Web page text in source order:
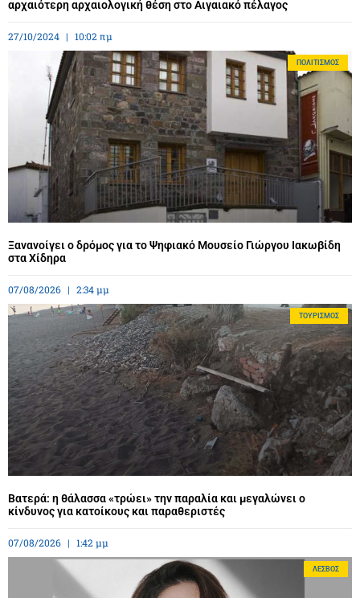
αρχαιότερη αρχαιολογική θέση στο Αιγαιακό πέλαγος
27/10/2024 10:02 πμ
ΠΟΛΙΤΙΣΜΌΣ
Ξανανοίγει ο δρόμος για το Ψηφιακό Μουσείο Γιώργου Ιακωβίδη
στα Χίδηρα
07/08/2026 2:34 μμ
ΤΟΥΡΙΣΜΌΣ
Βατερά: η θάλασσα «τρώει» την παραλία και μεγαλώνει ο
κίνδυνος για κατοίκους και παραθεριστές
07/08/2026 1:42 μμ
ΛΈΣΒΟΣ